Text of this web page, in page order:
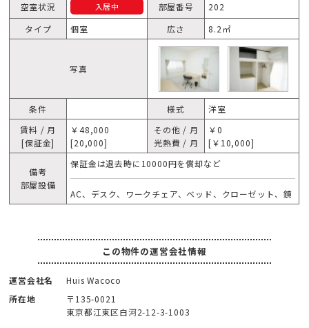
空室状況 入居中 部屋番号
202
タイプ
個室 広さ 8.2㎡
写真
条件 様式
洋室
賃料 / 月
[保証金]
￥48,000
[20,000]
その他 / 月
光熱費 / 月
￥0
[￥10,000]
備考
部屋設備
保証金は退去時に10000円を償却など
AC、デスク、ワークチェア、ベッド、クローゼット、鏡
この物件の運営会社情報
運営会社名
Huis Wacoco
所在地
〒135-0021
東京都江東区白河2-12-3-1003